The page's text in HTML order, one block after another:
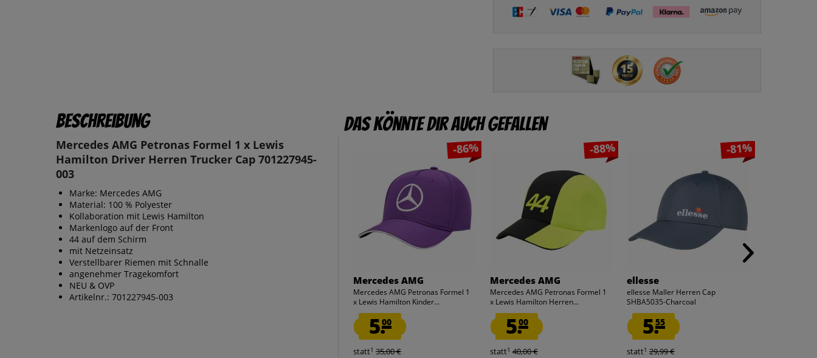
Beschreibung
Mercedes AMG Petronas Formel 1 x Lewis
Hamilton Driver Herren Trucker Cap 701227945-
003
Marke: Mercedes AMG
Material: 100 % Polyester
Kollaboration mit Lewis Hamilton
Markenlogo auf der Front
44 auf dem Schirm
mit Netzeinsatz
Verstellbarer Riemen mit Schnalle
angenehmer Tragekomfort
NEU & OVP
Artikelnr.: 701227945-003
Das könnte dir auch gefallen
-86%
Mercedes AMG
Mercedes AMG Petronas Formel 1
x Lewis Hamilton Kinder...
5.00
statt1 35,00 €
-88%
Mercedes AMG
Mercedes AMG Petronas Formel 1
x Lewis Hamilton Herren...
5.00
statt1 40,00 €
-81%
ellesse
ellesse Maller Herren Cap
SHBA5035-Charcoal
5.55
statt1 29,99 €